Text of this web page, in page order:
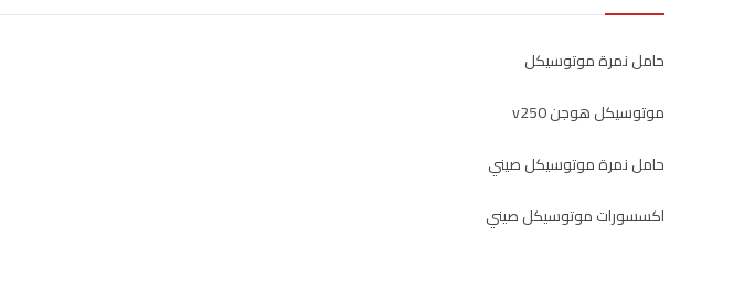
حامل نمرة موتوسيكل
موتوسيكل هوجن v250
حامل نمرة موتوسيكل صيني
اكسسورات موتوسيكل صيني